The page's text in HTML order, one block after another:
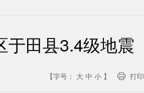
于田县3.4级地震
【字号： 大 中 小 】 打印